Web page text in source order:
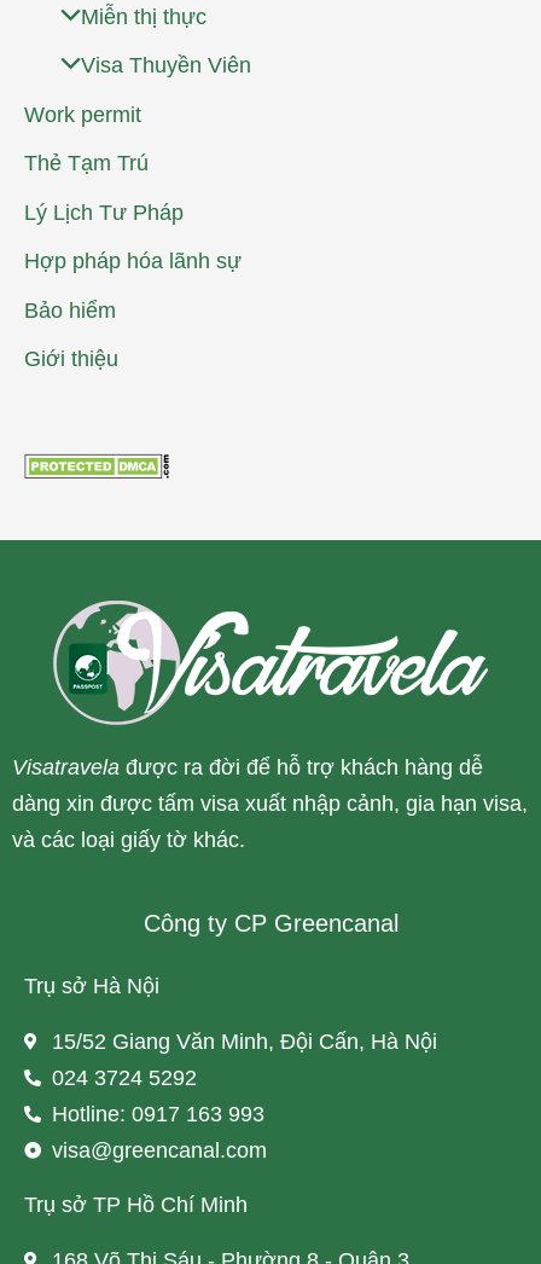
Miễn thị thực
Visa Thuyền Viên
Work permit
Thẻ Tạm Trú
Lý Lịch Tư Pháp
Hợp pháp hóa lãnh sự
Bảo hiểm
Giới thiệu
Visatravela được ra đời để hỗ trợ khách hàng dễ
dàng xin được tấm visa xuất nhập cảnh, gia hạn visa,
và các loại giấy tờ khác.
Công ty CP Greencanal
Trụ sở Hà Nội
15/52 Giang Văn Minh, Đội Cấn, Hà Nội
024 3724 5292
Hotline: 0917 163 993
visa@greencanal.com
Trụ sở TP Hồ Chí Minh